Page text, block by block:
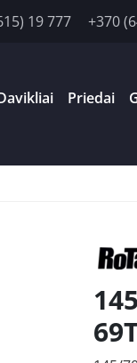
19 777 +370
Priedai